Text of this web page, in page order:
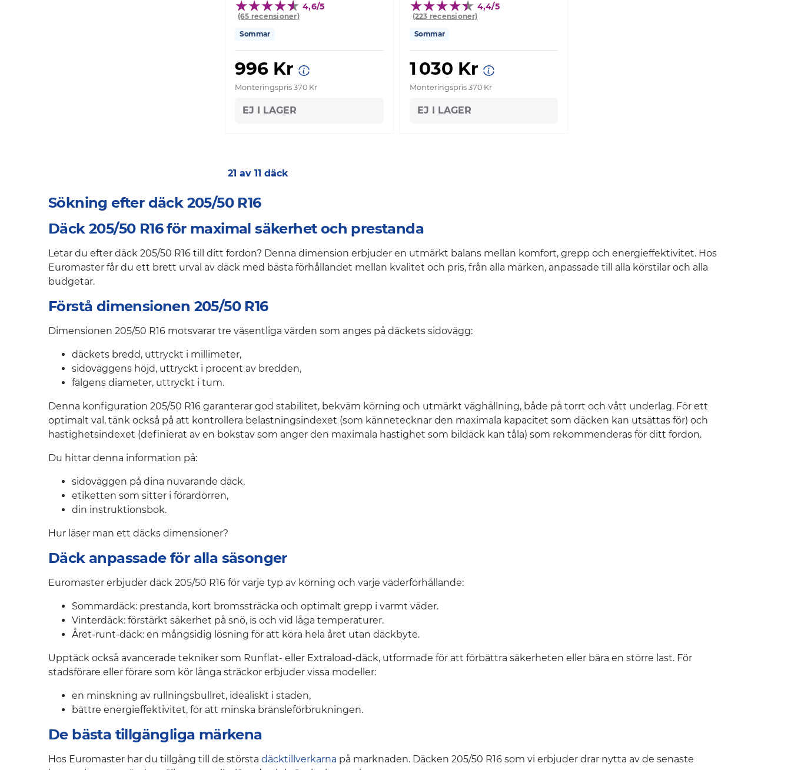
4,6/5
(65 recensioner)
Sommar
996 Kr
Monteringspris 370 Kr
EJ I LAGER
4,4/5
(223 recensioner)
Sommar
1 030 Kr
Monteringspris 370 Kr
EJ I LAGER
21 av 11 däck
Sökning efter däck 205/50 R16
Däck 205/50 R16 för maximal säkerhet och prestanda
Letar du efter däck 205/50 R16 till ditt fordon? Denna dimension erbjuder en utmärkt balans mellan komfort, grepp och energieffektivitet. Hos
Euromaster får du ett brett urval av däck med bästa förhållandet mellan kvalitet och pris, från alla märken, anpassade till alla körstilar och alla
budgetar.
Förstå dimensionen 205/50 R16
Dimensionen 205/50 R16 motsvarar tre väsentliga värden som anges på däckets sidovägg:
däckets bredd, uttryckt i millimeter,
sidoväggens höjd, uttryckt i procent av bredden,
fälgens diameter, uttryckt i tum.
Denna konfiguration 205/50 R16 garanterar god stabilitet, bekväm körning och utmärkt väghållning, både på torrt och vått underlag. För ett
optimalt val, tänk också på att kontrollera belastningsindexet (som kännetecknar den maximala kapacitet som däcken kan utsättas för) och
hastighetsindexet (definierat av en bokstav som anger den maximala hastighet som bildäck kan tåla) som rekommenderas för ditt fordon.
Du hittar denna information på:
sidoväggen på dina nuvarande däck,
etiketten som sitter i förardörren,
din instruktionsbok.
Hur läser man ett däcks dimensioner?
Däck anpassade för alla säsonger
Euromaster erbjuder däck 205/50 R16 för varje typ av körning och varje väderförhållande:
Sommardäck: prestanda, kort bromssträcka och optimalt grepp i varmt väder.
Vinterdäck: förstärkt säkerhet på snö, is och vid låga temperaturer.
Året-runt-däck: en mångsidig lösning för att köra hela året utan däckbyte.
Upptäck också avancerade tekniker som Runflat- eller Extraload-däck, utformade för att förbättra säkerheten eller bära en större last. För
stadsförare eller förare som kör långa sträckor erbjuder vissa modeller:
en minskning av rullningsbullret, idealiskt i staden,
bättre energieffektivitet, för att minska bränsleförbrukningen.
De bästa tillgängliga märkena
Hos Euromaster har du tillgång till de största däcktillverkarna på marknaden. Däcken 205/50 R16 som vi erbjuder drar nytta av de senaste